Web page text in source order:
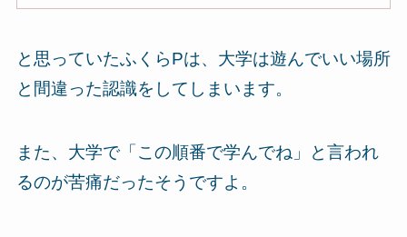
と思っていたふくらPは、大学は遊んでいい場所
と間違った認識をしてしまいます。
また、大学で「この順番で学んでね」と言われ
るのが苦痛だったそうですよ。